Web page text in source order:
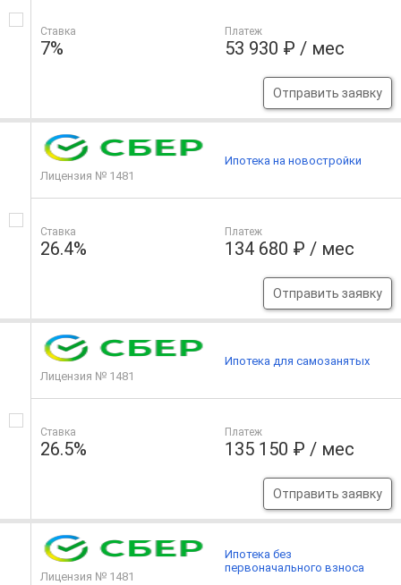
Ставка
7%
Платеж
53 930 ₽ / мес
Отправить заявку
Лицензия № 1481
Ставка
26.4%
Платеж
134 680 ₽ / мес
Отправить заявку
Ипотека на новостройки
Лицензия № 1481
Ставка
26.5%
Платеж
135 150 ₽ / мес
Отправить заявку
Ипотека для самозанятых
Лицензия № 1481
Ипотека без
первоначального взноса